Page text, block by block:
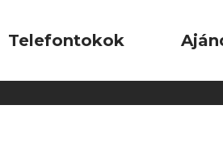
Telefontokok